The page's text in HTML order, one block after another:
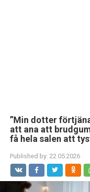
”Min dotter
att ana att
få hela salen att
Published by: 22.05.2026